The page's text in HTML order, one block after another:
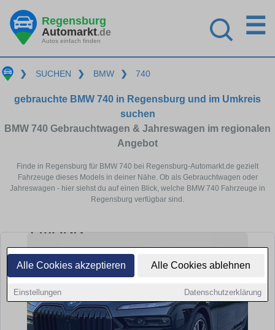
Alle Cookies akzeptieren Alle Cookies ablehnen
Einstellungen Datenschutzerklärung
Regensburg
Automarkt.de
Autos einfach finden
☰
❯ SUCHEN ❯ BMW ❯ 740
gebrauchte BMW 740 in Regensburg und im Umkreis
suchen
BMW 740 Gebrauchtwagen & Jahreswagen im regionalen
Angebot
Finde in Regensburg für BMW 740 bei Regensburg-Automarkt.de gezielt
Fahrzeuge dieses Models in deiner Nähe. Ob als Gebrauchtwagen oder
Jahreswagen - hier siehst du auf einen Blick, welche BMW 740 Fahrzeuge in
Regensburg verfügbar sind.